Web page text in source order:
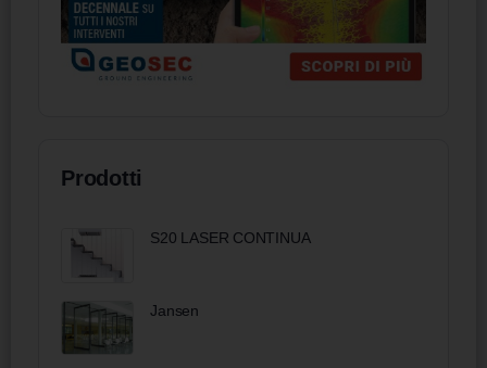
Prodotti
S20 LASER CONTINUA
Jansen